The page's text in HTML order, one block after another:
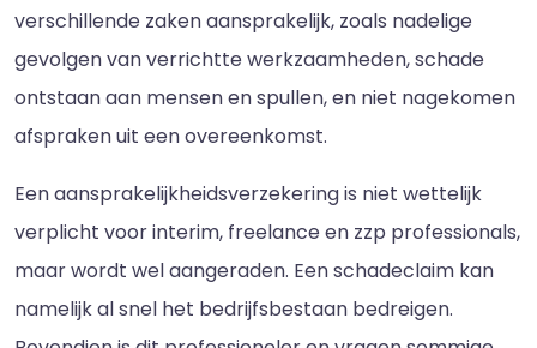
verschillende zaken aansprakelijk, zoals nadelige
gevolgen van verrichtte werkzaamheden, schade
ontstaan aan mensen en spullen, en niet nagekomen
afspraken uit een overeenkomst.
Een aansprakelijkheidsverzekering is niet wettelijk
verplicht voor interim, freelance en zzp professionals,
maar wordt wel aangeraden. Een schadeclaim kan
namelijk al snel het bedrijfsbestaan bedreigen.